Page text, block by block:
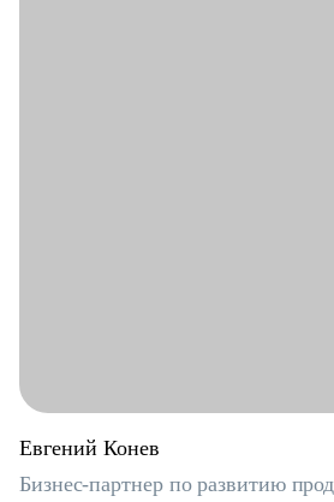
Евгений Конев
Бизнес-партнер по развитию